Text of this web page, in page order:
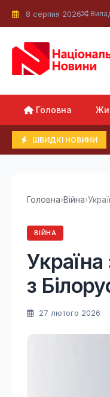
8 серпня 2026
Головна
ШВИДКІ НОВИНИ
Головна›Війна›
ВІЙНА
з
27 лютого 2026